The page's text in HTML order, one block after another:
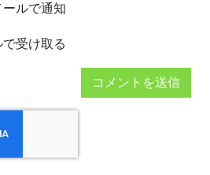
ルで通知
受け取る